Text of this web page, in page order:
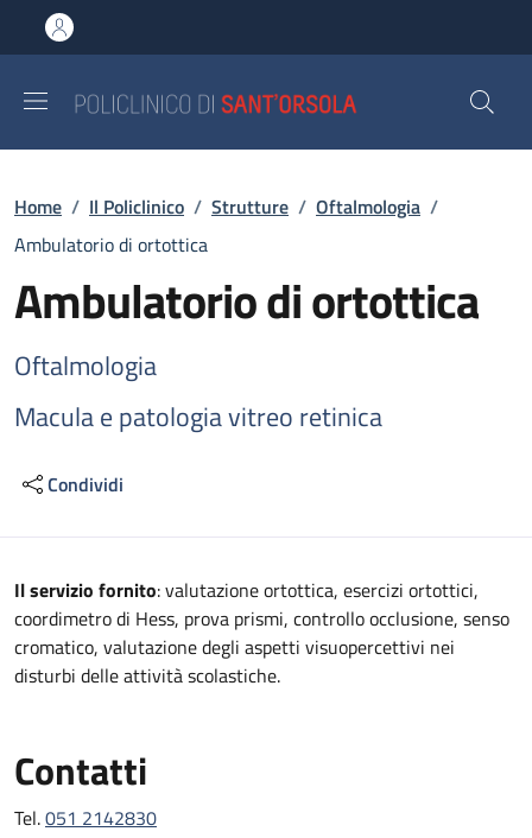
al contenuto principale
to footer content
Briciole di pane
Home / Il Policlinico / Strutture / Oftalmologia /
Ambulatorio di ortottica
Ambulatorio di ortottica
Oftalmologia
Macula e patologia vitreo retinica
Condividi
Descrizione
Il servizio fornito: valutazione ortottica, esercizi ortottici,
coordimetro di Hess, prova prismi, controllo occlusione, senso
cromatico, valutazione degli aspetti visuopercettivi nei
disturbi delle attività scolastiche.
Contatti
Tel.051 2142830